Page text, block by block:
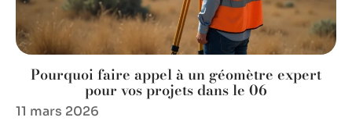
Pourquoi faire appel à un géomètre expert
pour vos projets dans le 06
11 mars 2026